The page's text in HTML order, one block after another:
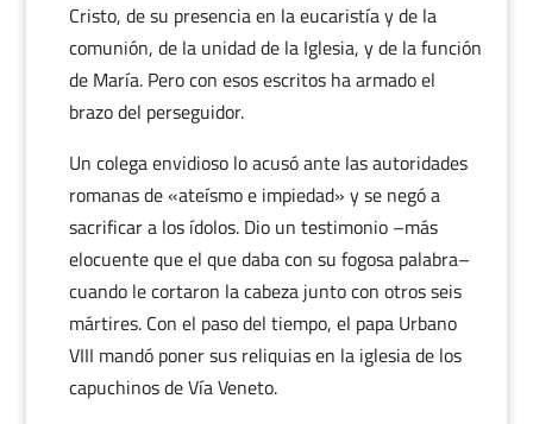
Cristo, de su presencia en la eucaristía y de la
comunión, de la unidad de la Iglesia, y de la función
de María. Pero con esos escritos ha armado el
brazo del perseguidor.
Un colega envidioso lo acusó ante las autoridades
romanas de «ateísmo e impiedad» y se negó a
sacrificar a los ídolos. Dio un testimonio –más
elocuente que el que daba con su fogosa palabra–
cuando le cortaron la cabeza junto con otros seis
mártires. Con el paso del tiempo, el papa Urbano
VIII mandó poner sus reliquias en la iglesia de los
capuchinos de Vía Veneto.